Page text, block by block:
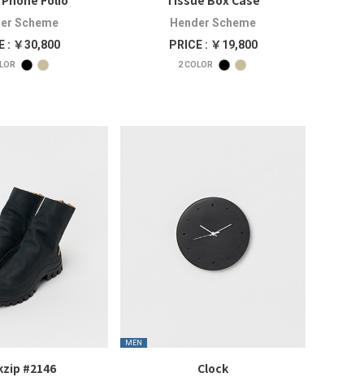
Scheme
: ￥30,800
Hender Scheme
PRICE : ￥19,800
2COLOR
#2146
MEN
Clock